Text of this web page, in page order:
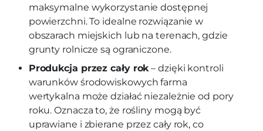
maksymalne wykorzystanie dostępnej
powierzchni. To idealne rozwiązanie w
obszarach miejskich lub na terenach, gdzie
grunty rolnicze są ograniczone.
Produkcja przez cały rok– dzięki kontroli
warunków środowiskowych farma
wertykalna może działać niezależnie od pory
roku. Oznacza to, że rośliny mogą być
uprawiane i zbierane przez cały rok, co